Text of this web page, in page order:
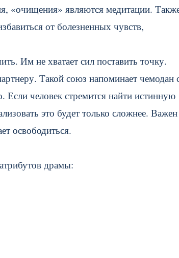
«очищения» являются медитации.
от болезненных чувств,
Им не хватает сил поставить точку.
Такой союз напоминает чемодан
человек стремится найти истинную
это будет только сложнее. Важен
освободиться.
драмы: